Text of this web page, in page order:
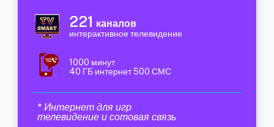
221 каналов
интерактивное телевидение
1000 минут
40 ГБ интернет 500 СМС
* Интернет для игр
телевидение и сотовая связь